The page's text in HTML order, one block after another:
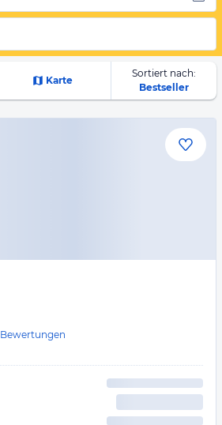
Karte
Sortiert nach:
Bestseller
Bewertungen